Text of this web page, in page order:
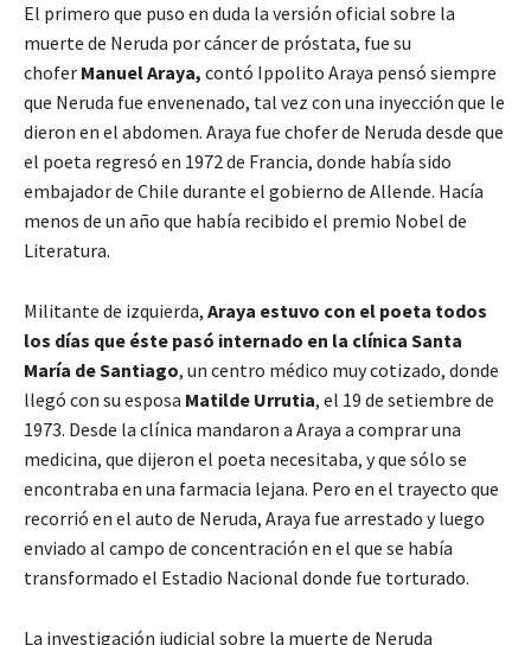
El primero que puso en duda la versión oficial sobre la
muerte de Neruda por cáncer de próstata, fue su
chofer Manuel Araya, contó Ippolito Araya pensó siempre
que Neruda fue envenenado, tal vez con una inyección que le
dieron en el abdomen. Araya fue chofer de Neruda desde que
el poeta regresó en 1972 de Francia, donde había sido
embajador de Chile durante el gobierno de Allende. Hacía
menos de un año que había recibido el premio Nobel de
Literatura.
Militante de izquierda, Araya estuvo con el poeta todos
los días que éste pasó internado en la clínica Santa
María de Santiago, un centro médico muy cotizado, donde
llegó con su esposa Matilde Urrutia, el 19 de setiembre de
1973. Desde la clínica mandaron a Araya a comprar una
medicina, que dijeron el poeta necesitaba, y que sólo se
encontraba en una farmacia lejana. Pero en el trayecto que
recorrió en el auto de Neruda, Araya fue arrestado y luego
enviado al campo de concentración en el que se había
transformado el Estadio Nacional donde fue torturado.
La investigación judicial sobre la muerte de Neruda